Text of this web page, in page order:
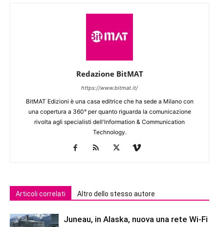
Redazione BitMAT
https://www.bitmat.it/
BitMAT Edizioni è una casa editrice che ha sede a Milano con
una copertura a 360° per quanto riguarda la comunicazione
rivolta agli specialisti dell'lnformation & Communication
Technology.
Articoli correlati Altro dello stesso autore
Juneau, in Alaska, nuova una rete Wi-Fi